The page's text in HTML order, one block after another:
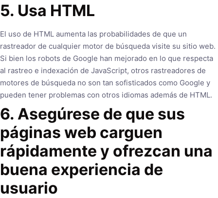
5. Usa HTML
El uso de HTML aumenta las probabilidades de que un
rastreador de cualquier motor de búsqueda visite su sitio web.
Si bien los robots de Google han mejorado en lo que respecta
al rastreo e indexación de JavaScript, otros rastreadores de
motores de búsqueda no son tan sofisticados como Google y
pueden tener problemas con otros idiomas además de HTML.
6. Asegúrese de que sus
páginas web carguen
rápidamente y ofrezcan una
buena experiencia de
usuario